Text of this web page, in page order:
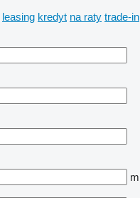
leasing kredyt na raty trade-in
m